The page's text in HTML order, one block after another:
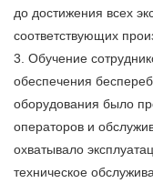
до достижения всех
соответствующих
3. Обучение
обеспечения
оборудования было
операторов и
охватывало
техническое